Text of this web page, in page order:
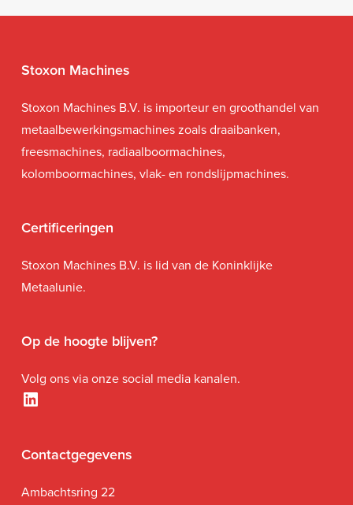
Stoxon Machines
Stoxon Machines B.V. is importeur en groothandel van
metaalbewerkingsmachines zoals draaibanken,
freesmachines, radiaalboormachines,
kolomboormachines, vlak- en rondslijpmachines.
Certificeringen
Stoxon Machines B.V. is lid van de Koninklijke
Metaalunie.
Op de hoogte blijven?
Volg ons via onze social media kanalen.
LinkedIn
Contactgegevens
Ambachtsring 22